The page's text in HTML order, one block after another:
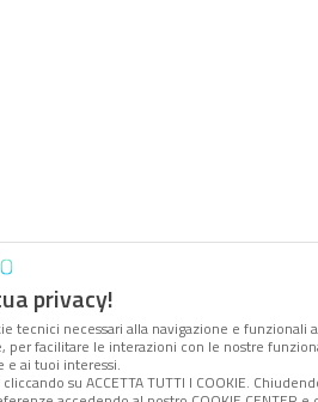
privacy!
tecnici necessari alla navigazione e
per facilitare le interazioni con le nostre
e ai tuoi interessi.
su ACCETTA TUTTI I COOKIE.